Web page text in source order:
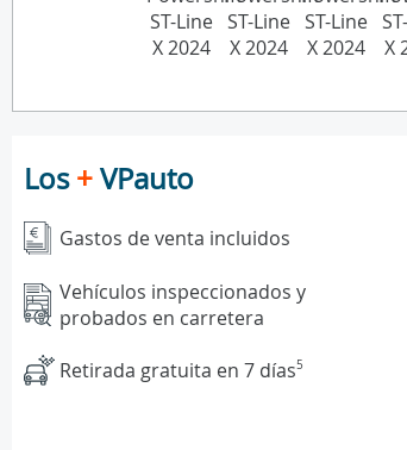
Los+VPauto
Gastos de venta incluidos
Vehículos inspeccionados y
probados en carretera
Retirada gratuita en 7 días5